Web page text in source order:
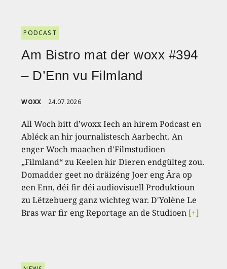
PODCAST
Am Bistro mat der woxx #394
– D’Enn vu Filmland
WOXX 24.07.2026
All Woch bitt d’woxx Iech an hirem Podcast en
Abléck an hir journalistesch Aarbecht. An
enger Woch maachen d'Filmstudioen
„Filmland“ zu Keelen hir Dieren endgülteg zou.
Domadder geet no dräizéng Joer eng Ära op
een Enn, déi fir déi audiovisuell Produktioun
zu Lëtzebuerg ganz wichteg war. D'Yolène Le
Bras war fir eng Reportage an de Studioen [+]